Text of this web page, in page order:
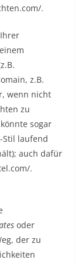
.
z.B.
wenn nicht
zu
sogar
Stil laufend
auch dafür
.
oder
der zu